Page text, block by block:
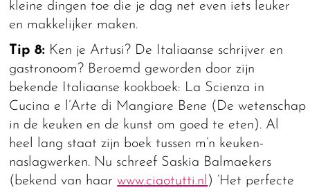
kleine dingen toe die je dag net even iets leuker
en makkelijker maken.
Tip 8: Ken je Artusi? De Italiaanse schrijver en
gastronoom? Beroemd geworden door zijn
bekende Italiaanse kookboek: La Scienza in
Cucina e l’Arte di Mangiare Bene (De wetenschap
in de keuken en de kunst om goed te eten). Al
heel lang staat zijn boek tussen m’n keuken-
naslagwerken. Nu schreef Saskia Balmaekers
(bekend van haarwww.ciaotutti.nl ) ‘Het perfecte